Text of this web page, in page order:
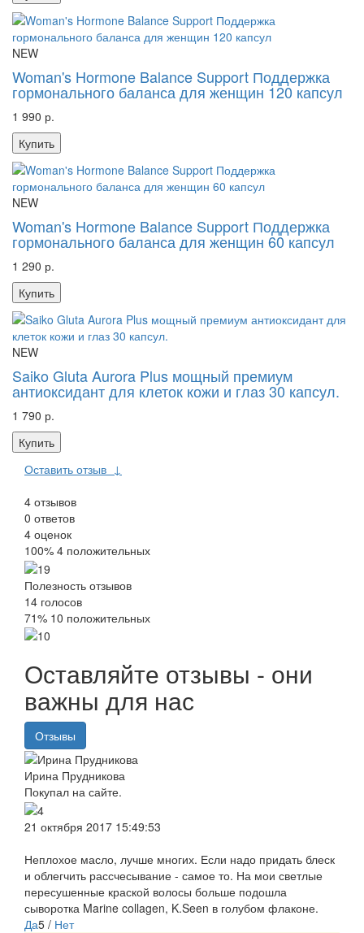
NEW
Woman's Hormone Balance Support Поддержка
гормонального баланса для женщин 120 капсул
1 990 р.
Купить
NEW
Woman's Hormone Balance Support Поддержка
гормонального баланса для женщин 60 капсул
1 290 р.
Купить
NEW
Saiko Gluta Aurora Plus мощный премиум
антиоксидант для клеток кожи и глаз 30 капсул.
1 790 р.
Купить
Оставить отзыв ↓
4 отзывов
0 ответов
4 оценок
100% 4 положительных
Полезность отзывов
14 голосов
71% 10 положительных
Оставляйте отзывы - они
важны для нас
Отзывы
Ирина Прудникова
Покупал на сайте.
21 октября 2017 15:49:53
Неплохое масло, лучше многих. Если надо придать блеск
и облегчить рассчесывание - самое то. На мои светлые
пересушенные краской волосы больше подошла
сыворотка Marine collagen, K.Seen в голубом флаконе.
Да5 / Нет